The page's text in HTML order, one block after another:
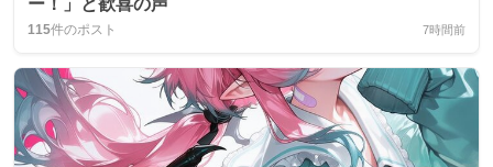
ー！」と歓喜の声
115件のポスト 7時間前